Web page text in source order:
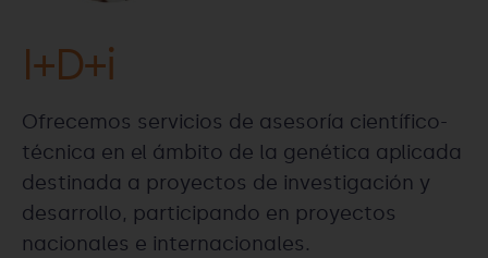
I+D+i
Ofrecemos servicios de asesoría científico-
técnica en el ámbito de la genética aplicada
destinada a proyectos de investigación y
desarrollo, participando en proyectos
nacionales e internacionales.